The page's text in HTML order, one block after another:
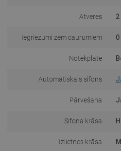
Atveres 2
Iegriezumi zem caurumiem 0
Notekplate
Automātiskais sifons
Pārvešana
Sifona krāsa
Izlietnes krāsa